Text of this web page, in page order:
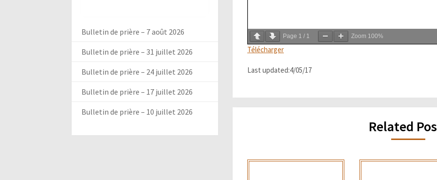
Page 1 / 1 Zoom 100%
Télécharger
Last updated:4/05/17
Related
Bulletin de prière – 7 août 2026
Bulletin de prière – 31 juillet 2026
Bulletin de prière – 24 juillet 2026
Bulletin de prière – 17 juillet 2026
Bulletin de prière – 10 juillet 2026